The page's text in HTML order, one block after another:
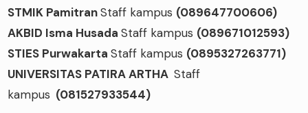
STMIK PamitranStaff kampus (089647700606)
AKBID Isma Husada Staff kampus (089671012593)
STIES Purwakarta Staff kampus (0895327263771)
UNIVERSITAS PATIRA ARTHAStaff
kampus (081527933544)